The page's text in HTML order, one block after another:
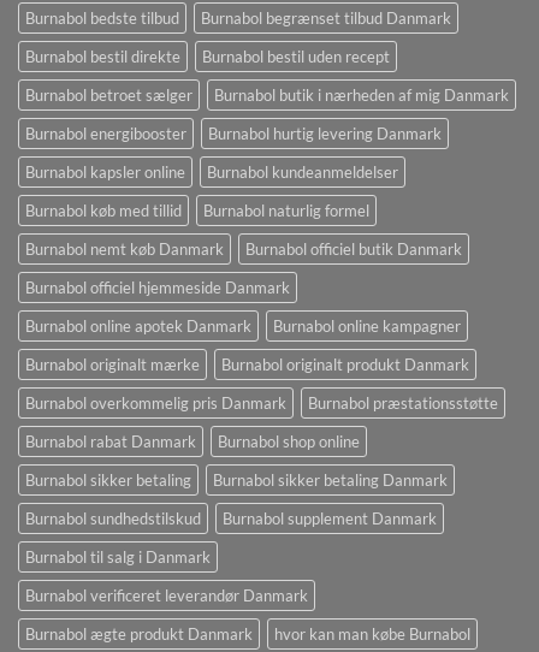
Burnabol bedste tilbud
Burnabol begrænset tilbud Danmark
Burnabol bestil direkte
Burnabol bestil uden recept
Burnabol betroet sælger
Burnabol butik i nærheden af ​​mig Danmark
Burnabol energibooster
Burnabol hurtig levering Danmark
Burnabol kapsler online
Burnabol kundeanmeldelser
Burnabol køb med tillid
Burnabol naturlig formel
Burnabol nemt køb Danmark
Burnabol officiel butik Danmark
Burnabol officiel hjemmeside Danmark
Burnabol online apotek Danmark
Burnabol online kampagner
Burnabol originalt mærke
Burnabol originalt produkt Danmark
Burnabol overkommelig pris Danmark
Burnabol præstationsstøtte
Burnabol rabat Danmark
Burnabol shop online
Burnabol sikker betaling
Burnabol sikker betaling Danmark
Burnabol sundhedstilskud
Burnabol supplement Danmark
Burnabol til salg i Danmark
Burnabol verificeret leverandør Danmark
Burnabol ægte produkt Danmark
hvor kan man købe Burnabol